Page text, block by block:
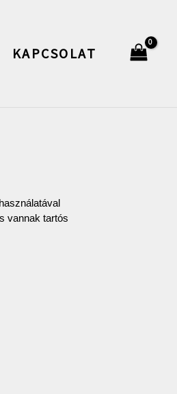
KAPCSOLAT
vannak tartós